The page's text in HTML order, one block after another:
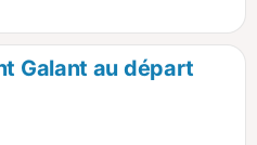
Bien sûr, ne pas
très grande partie du
quelques tracés, mais
balisage est minimaliste
2025). Les barrières sont
de vous attaquer à ce
Galant au départ